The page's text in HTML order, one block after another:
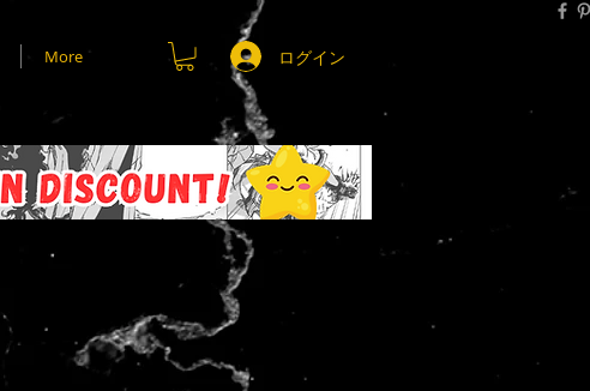
More ログイン